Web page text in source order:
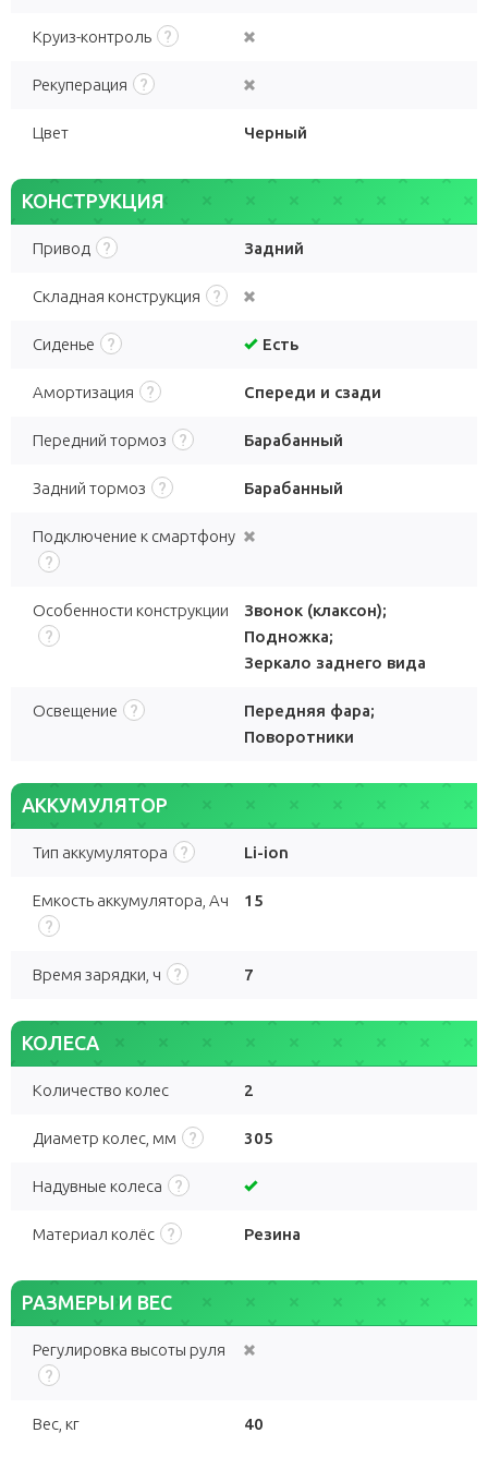
Круиз-контроль
Рекуперация
Цвет Черный
КОНСТРУКЦИЯ
Привод Задний
Складная конструкция
Сиденье Есть
Амортизация Спереди и сзади
Передний тормоз Барабанный
Задний тормоз Барабанный
Подключение к смартфону
Особенности конструкции Звонок (клаксон);
Подножка;
Зеркало заднего вида
Освещение Передняя фара;
Поворотники
АККУМУЛЯТОР
Тип аккумулятора Li-ion
Емкость аккумулятора, Ач 15
Время зарядки, ч 7
КОЛЕСА
Количество колес 2
Диаметр колес, мм 305
Надувные колеса
Материал колёс Резина
РАЗМЕРЫ И ВЕС
Регулировка высоты руля
Вес, кг 40